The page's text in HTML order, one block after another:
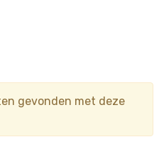
gevonden met deze